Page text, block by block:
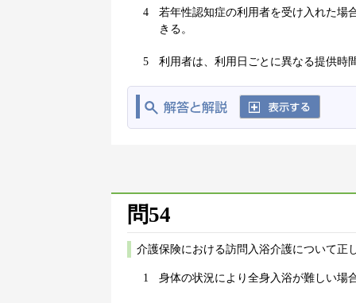
4
若年性認知症の利用者を受け入れた場
きる。
5 利用者は、利用日ごとに異なる提供時
問54
介護保険における訪問入浴介護について正
1 身体の状況により全身入浴が難しい場